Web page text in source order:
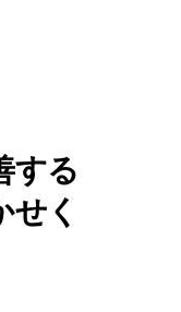
する
く